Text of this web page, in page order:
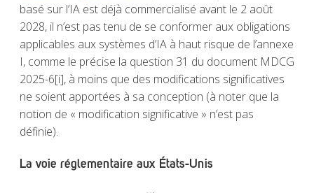
basé sur l’IA est déjà commercialisé avant le 2 août
2028, il n’est pas tenu de se conformer aux obligations
applicables aux systèmes d’IA à haut risque de l’annexe
I, comme le précise la question 31 du document MDCG
2025-6[i], à moins que des modifications significatives
ne soient apportées à sa conception (à noter que la
notion de « modification significative » n’est pas
définie).
La voie réglementaire aux États-Unis